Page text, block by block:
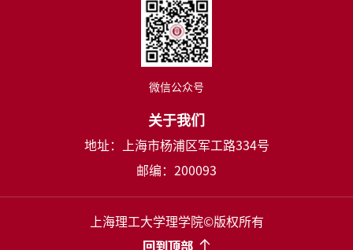
微信公众号
关于我们
地址：上海市杨浦区军工路334号
邮编：200093
上海理工大学理学院©版权所有